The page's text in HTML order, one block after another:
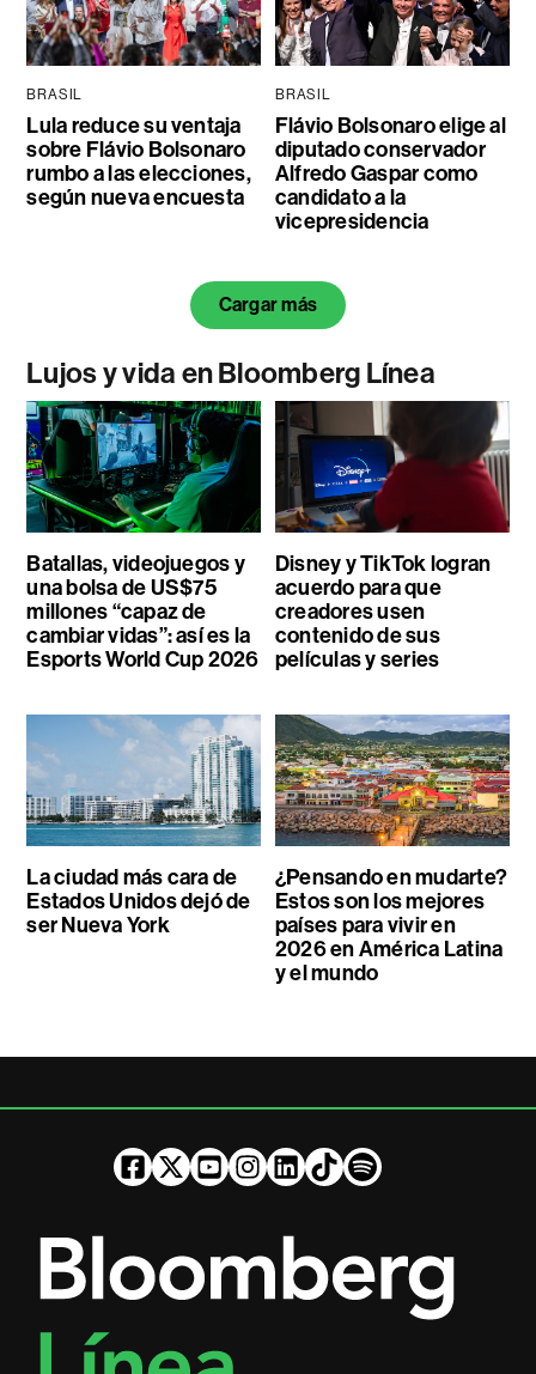
BRASIL
Lula reduce su ventaja
sobre Flávio Bolsonaro
rumbo a las elecciones,
según nueva encuesta
BRASIL
Flávio Bolsonaro elige al
diputado conservador
Alfredo Gaspar como
candidato a la
vicepresidencia
Cargar más
Lujos y vida en Bloomberg Línea
Batallas, videojuegos y
una bolsa de US$75
millones “capaz de
cambiar vidas”: así es la
Esports World Cup 2026
Disney y TikTok logran
acuerdo para que
creadores usen
contenido de sus
películas y series
La ciudad más cara de
Estados Unidos dejó de
ser Nueva York
¿Pensando en mudarte?
Estos son los mejores
países para vivir en
2026 en América Latina
y el mundo